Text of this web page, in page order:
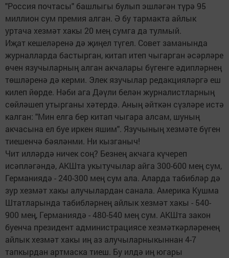
"Россия почтасы" башлыгы булып эшләгән түрә 95
миллион сум премия алган. Ә бу тармакта айлык
уртача хезмәт хакы 20 мең сумга да тулмый.
Иҗат кешеләренә дә җиңел түгел. Совет заманында
журналларда бастырган, китап итеп чыгарган әсәрләре
өчен язучыларның алган акчалары бүгенге әдипләрнең
төшләренә дә керми. Элек язучылар редакцияләргә еш
килеп йөрде. Нәби ага Дәүли белән журналистларның
сөйләшеп утырганы хәтердә. Аның әйткән сүзләре истә
калган: "Мин елга бер китап чыгара алсам, шуның
акчасына ел буе иркен яшим". Язучының хезмәте бүген
тиешенчә бәяләнми. Ни кызганыч!
Чит илләрдә ничек соң? Безнең акчага күчереп
исәпләгәндә, АКШ­та укытучылар айга 300-600 мең сум,
Германиядә - 240-300 мең сум ала. Аларда табибләр дә
зур хезмәт хакы алучылардан санала. Америка Кушма
Штатларында табибләрнең айлык хезмәт хакы - 540-
900 мең, Германиядә - 480-540 мең сум. АКШта закон
буенча президент администрациясе хезмәткәрләренең
айлык хезмәт хакы иң аз алучыларныкыннан 4-7
тапкырдан артмаска тиеш. Бу илдә иң югары